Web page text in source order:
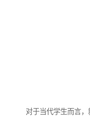
对于当代学生而言